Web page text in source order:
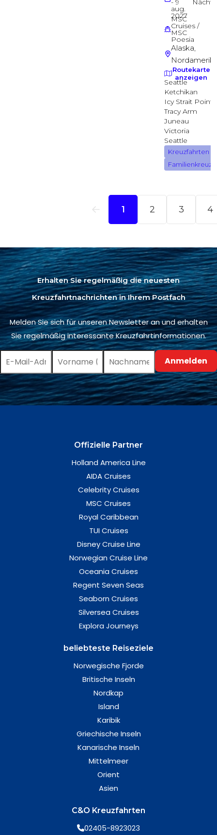
Erhalten Sie regelmäßig die neuesten
Kreuzfahrtnachrichten in Ihrem Postfach
Melden Sie sich für unseren Newsletter an und erhalten
Sie regelmäßig interessante Kreuzfahrtinformationen.
Offizielle Partner
Holland America Line
AIDA Cruises
Celebrity Cruises
MSC Cruises
Royal Caribbean
TUI Cruises
Disney Cruise Line
Norwegian Cruise Line
Oceania Cruises
Regent Seven Seas
Seaborn Cruises
Silversea Cruises
Explora Journeys
beliebteste Reiseziele
Norwegische Fjorde
Britische Inseln
Nordkap
Island
Karibik
Griechische Inseln
Kanarische Inseln
Mittelmeer
Orient
Asien
C&O Kreuzfahrten
02405-8923023